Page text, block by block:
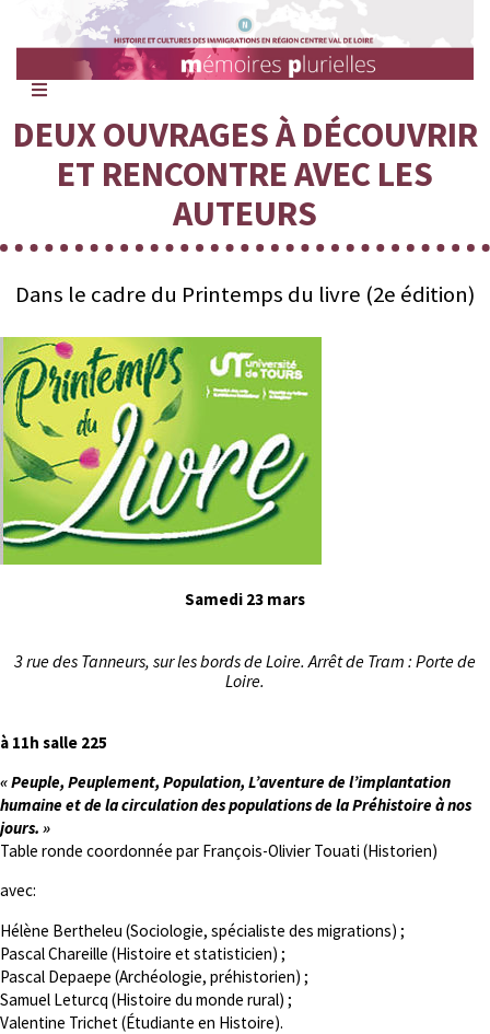
Mémoires
Plurielles
DEUX OUVRAGES À DÉCOUVRIR
ET RENCONTRE AVEC LES
AUTEURS
Dans le cadre du Printemps du livre (2e édition)
Samedi 23 mars
3 rue des Tanneurs, sur les bords de Loire. Arrêt de Tram : Porte de
Loire.
à 11h salle 225
« Peuple, Peuplement, Population, L’aventure de l’implantation
humaine etde la circulation des populations de la Préhistoire à nos
jours. »
Table ronde coordonnée par François-Olivier Touati (Historien)
avec:
Hélène Bertheleu (Sociologie, spécialiste des migrations) ;
Pascal Chareille (Histoire et statisticien) ;
Pascal Depaepe (Archéologie, préhistorien) ;
Samuel Leturcq (Histoire du monde rural) ;
Valentine Trichet (Étudiante en Histoire).